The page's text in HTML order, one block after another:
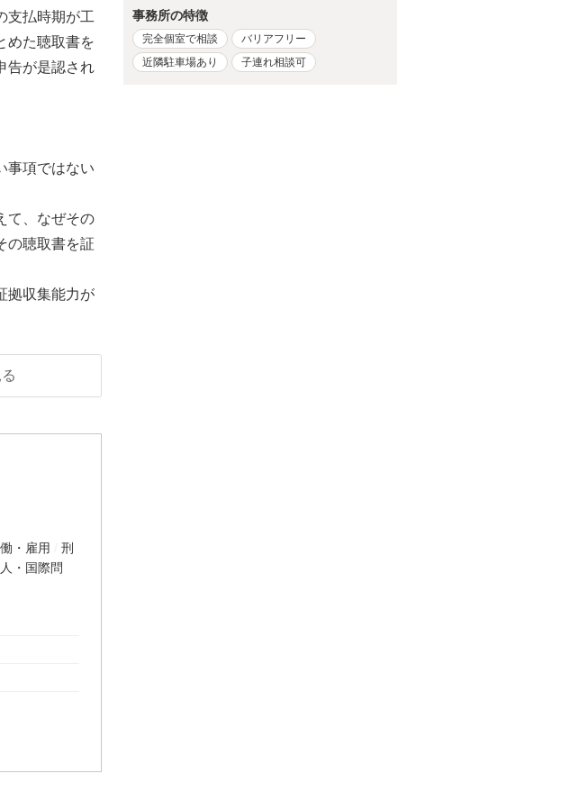
支払時期が工
めた聴取書を
告が是認され
事項ではない
て、なぜその
の聴取書を証
拠収集能力が
・雇用
刑
・国際問
事務所の特徴
完全個室で相談
バリアフリー
近隣駐車場あり
子連れ相談可